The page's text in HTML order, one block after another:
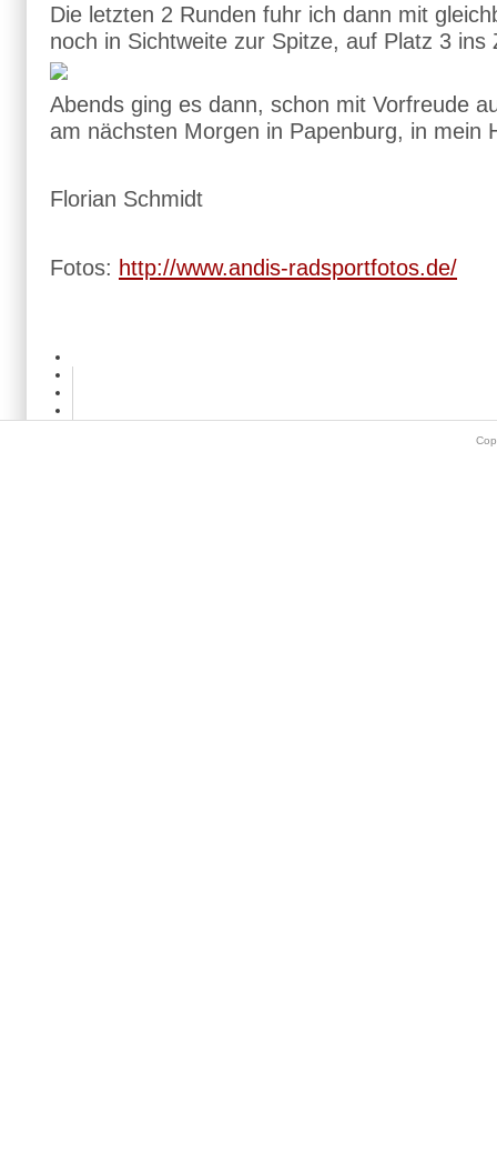
Die letzten 2 Runden fuhr ich dann mit
noch in Sichtweite zur Spitze, auf Platz 3 ins
Abends ging es dann, schon mit Vorfreude
am nächsten Morgen in Papenburg, in mein
Florian Schmidt
Fotos: http://www.andis-radsportfotos.de/